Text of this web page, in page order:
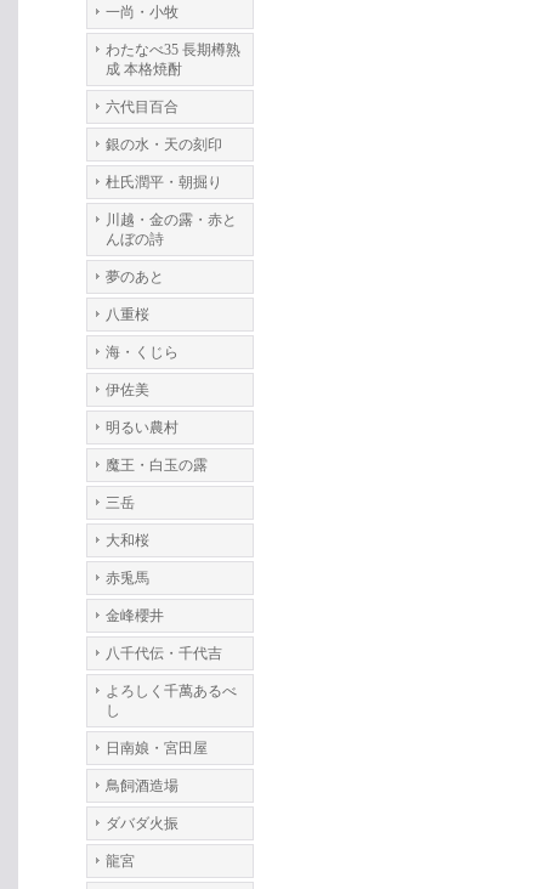
一尚・小牧
わたなべ35 長期樽熟
成 本格焼酎
六代目百合
銀の水・天の刻印
杜氏潤平・朝掘り
川越・金の露・赤と
んぼの詩
夢のあと
八重桜
海・くじら
伊佐美
明るい農村
魔王・白玉の露
三岳
大和桜
赤兎馬
金峰櫻井
八千代伝・千代吉
よろしく千萬あるべ
し
日南娘・宮田屋
鳥飼酒造場
ダバダ火振
龍宮